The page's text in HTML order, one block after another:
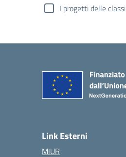
I progetti delle classi
Link Esterni
MIUR